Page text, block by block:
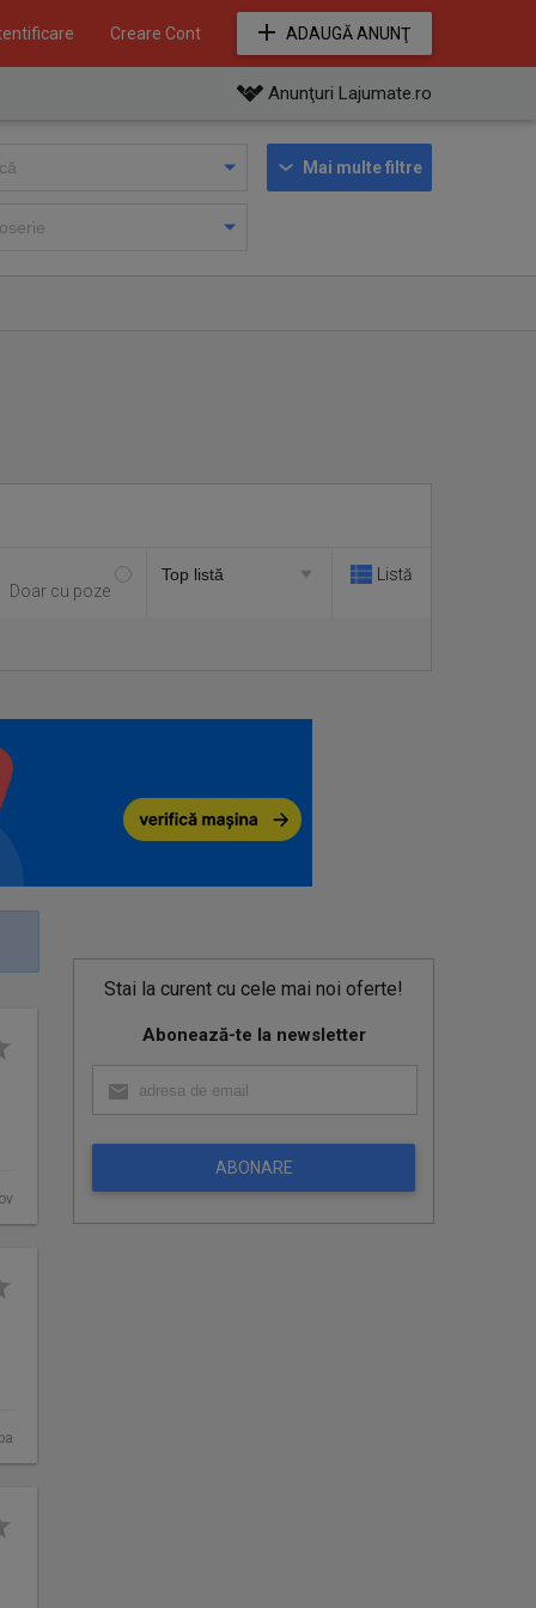
Creare Cont ADAUGĂ ANUNŢ
Anunţuri Lajumate.ro
Mai multe filtre
Doar cu poze
Listă
Stai la curent cu cele mai noi oferte!
Abonează-te la newsletter
ABONARE